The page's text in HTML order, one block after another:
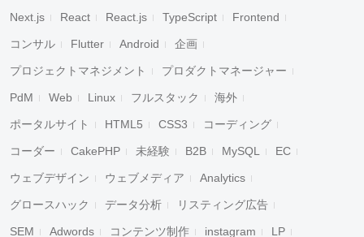
Next.js React React.js TypeScript Frontend
コンサル Flutter Android 企画
プロジェクトマネジメント プロダクトマネージャー
PdM Web Linux フルスタック 海外
ポータルサイト HTML5 CSS3 コーディング
コーダー CakePHP 未経験 B2B MySQL EC
ウェブデザイン ウェブメディア Analytics
グロースハック データ分析 リスティング広告
SEM Adwords コンテンツ制作 instagram LP